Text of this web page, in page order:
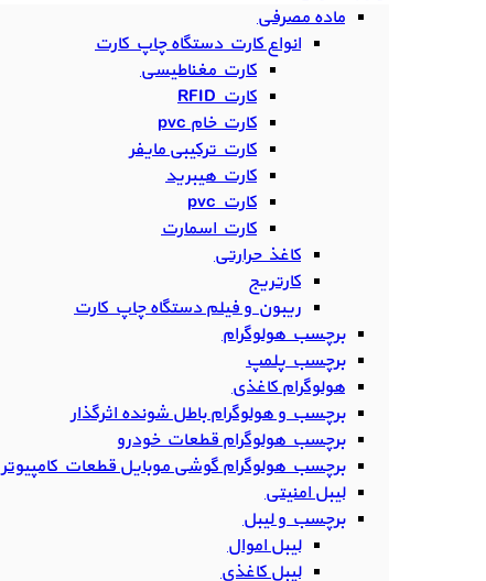
ماده مصرفی
انواع کارت دستگاه چاپ کارت
کارت مغناطیسی
کارت RFID
کارت خام pvc
کارت ترکیبی مایفر
کارت هیبرید
کارت pvc
کارت اسمارت
کاغذ حرارتی
کارتریج
ریبون و فیلم دستگاه چاپ کارت
برچسب هولوگرام
برچسب پلمپ
هولوگرام کاغذی
برچسب و هولوگرام باطل شونده اثرگذار
برچسب هولوگرام قطعات خودرو
برچسب هولوگرام گوشی موبایل قطعات کامپیوتر
لیبل امنیتی
برچسب و لیبل
لیبل اموال
لیبل کاغذی